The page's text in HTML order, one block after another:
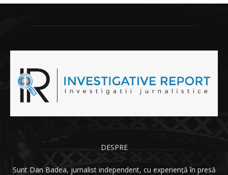
DESPRE
Sunt Dan Badea, jurnalist independent, cu experiență în presă